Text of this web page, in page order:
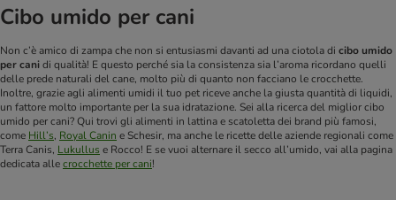
Cibo umido per cani
Non c’è amico di zampa che non si entusiasmi davanti ad una ciotola di cibo umido
per canidi qualità! E questo perché sia la consistenza sia l’aroma ricordano quelli
delle prede naturali del cane, molto più di quanto non facciano le crocchette.
Inoltre, grazie agli alimenti umidi il tuo pet riceve anche la giusta quantità di liquidi,
un fattore molto importante per la sua idratazione. Sei alla ricerca del miglior cibo
umido per cani? Qui trovi gli alimenti in lattina e scatoletta dei brand più famosi,
come Hill’s, Royal Canin e Schesir, ma anche le ricette delle aziende regionali come
Terra Canis, Lukullus e Rocco! E se vuoi alternare il secco all’umido, vai alla pagina
dedicata allecrocchette per cani!